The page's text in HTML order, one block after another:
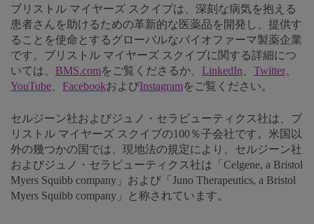
ブリストル マイヤーズ スクイブは、深刻な病気を抱える
患者さんを助けるための革新的な医薬品を開発し、提供す
ることを使命とするグローバルなバイオファーマ製薬企業
です。ブリストル マイヤーズ スクイブに関する詳細につ
いては、 BMS.comをご覧くださるか、 LinkedIn Twitter
YouTube
FacebookおよびInstagramをご覧ください。
セルジーン社およびジュノ・セラピューティクス社は、ブ
リストル マイヤーズ スクイブの100％子会社です。米国以
外の幾つかの国では、現地法の規定により、セルジーン社
およびジュノ・セラピューティクス社は「Celgene, a Bristol
Myers Squibb company」および「Juno Therapeutics, a Bristol
Myers Squibb company」と称されています。